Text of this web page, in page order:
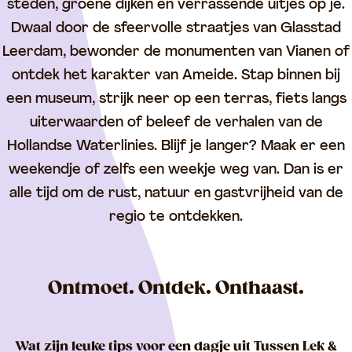
m
t
d
e
k
d
e
r
e
g
i
o
steden, groene dijken en verrassende uitjes op je.
Dwaal door de sfeervolle straatjes van Glasstad
Leerdam, bewonder de monumenten van Vianen of
ontdek het karakter van Ameide. Stap binnen bij
een museum, strijk neer op een terras, fiets langs
uiterwaarden of beleef de verhalen van de
Hollandse Waterlinies. Blijf je langer? Maak er een
weekendje of zelfs een weekje weg van. Dan is er
alle tijd om de rust, natuur en gastvrijheid van de
regio te ontdekken.
Ontmoet. Ontdek. Onthaast.
Wat zijn leuke tips voor een dagje uit Tussen Lek &